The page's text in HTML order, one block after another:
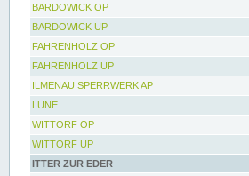
BARDOWICK OP
BARDOWICK UP
FAHRENHOLZ OP
FAHRENHOLZ UP
ILMENAU SPERRWERK AP
LÜNE
WITTORF OP
WITTORF UP
ITTER ZUR EDER